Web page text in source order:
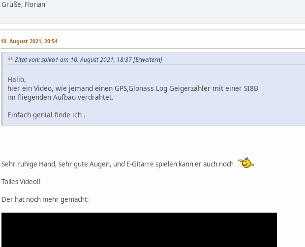
Grüße, Florian
10. August 2021, 20:54
Zitat von: spika1 am 10. August 2021, 18:37[Erweitern]
Hallo,
hier ein Video, wie jemand einen GPS,Glonass Log Geigerzähler mit einer SI8B
im fliegenden Aufbau verdrahtet.
Einfach genial finde ich .
Sehr ruhige Hand, sehr gute Augen, und E-Gitarre spielen kann er auch noch
Tolles Video!!
Der hat noch mehr gemacht: